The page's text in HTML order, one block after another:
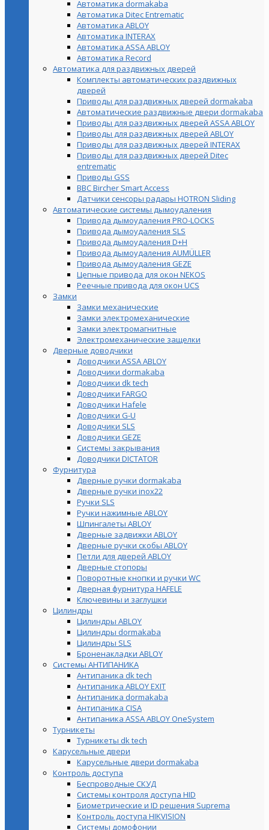
Автоматика dormakaba
Автоматика Ditec Entrematic
Автоматика ABLOY
Автоматика INTERAX
Автоматика ASSA ABLOY
Автоматика Record
Автоматика для раздвижных дверей
Комплекты автоматических раздвижных
дверей
Приводы для раздвижных дверей dormakaba
Автоматические раздвижные двери dormakaba
Приводы для раздвижных дверей ASSA ABLOY
Приводы для раздвижных дверей ABLOY
Приводы для раздвижных дверей INTERAX
Приводы для раздвижных дверей Ditec
entrematic
Приводы GSS
BBC Bircher Smart Access
Датчики сенсоры радары HOTRON Sliding
Автоматические системы дымоудаления
Привода дымоудаления PRO-LOCKS
Привода дымоудаления SLS
Привода дымоудаления D+H
Привода дымоудаления AUMÜLLER
Привода дымоудаления GEZE
Цепные привода для окон NEKOS
Реечные привода для окон UСS
Замки
Замки механические
Замки электромеханические
Замки электромагнитные
Электромеханические защелки
Дверные доводчики
Доводчики ASSA ABLOY
Доводчики dormakaba
Доводчики dk tech
Доводчики FARGO
Доводчики Hafele
Доводчики G-U
Доводчики SLS
Доводчики GEZE
Cистемы закрывания
Доводчики DICTATOR
Фурнитура
Дверные ручки dormakaba
Дверные ручки inox22
Ручки SLS
Ручки нажимные ABLOY
Шпингалеты ABLOY
Дверные задвижки ABLOY
Дверные ручки скобы ABLOY
Петли для дверей ABLOY
Дверные стопоры
Поворотные кнопки и ручки WC
Дверная фурнитура HAFELE
Ключевины и заглушки
Цилиндры
Цилиндры ABLOY
Цилиндры dormakaba
Цилиндры SLS
Броненакладки ABLOY
Системы АНТИПАНИКА
Антипаника dk tech
Антипаника ABLOY EXIT
Антипаника dormakaba
Антипаника СISA
Антипаника ASSA ABLOY OneSystem
Турникеты
Турникеты dk tech
Карусельные двери
Карусельные двери dormakaba
Контроль доступа
Беспроводные СКУД
Системы контроля доступа HID
Биометрические и ID решения Suprema
Контроль доступа HIKVISION
Системы домофонии